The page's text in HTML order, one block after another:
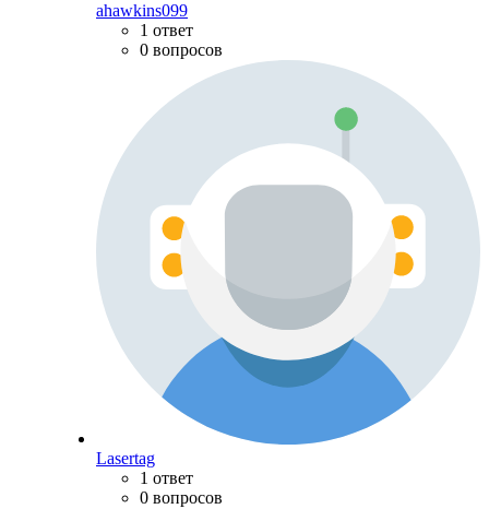
ahawkins099
1 ответ
0 вопросов
Lasertag
1 ответ
0 вопросов